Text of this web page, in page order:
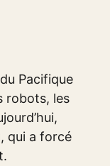
Pacifique
robots, les
qui a forcé